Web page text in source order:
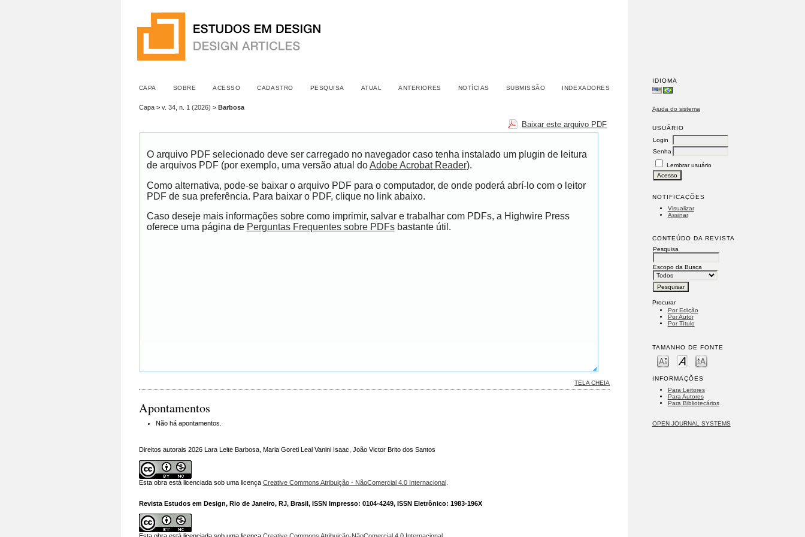
IDIOMA
Ajuda do sistema
USUÁRIO
Login
Senha
Lembrar usuário
NOTIFICAÇÕES
Visualizar
Assinar
CONTEÚDO DA REVISTA
Pesquisa
Escopo da Busca
Procurar
Por Edição
Por Autor
Por Título
TAMANHO DE FONTE
INFORMAÇÕES
Para Leitores
Para Autores
Para Bibliotecários
OPEN JOURNAL SYSTEMS
CAPA SOBRE ACESSO CADASTRO PESQUISA ATUAL ANTERIORES NOTÍCIAS SUBMISSÃO INDEXADORES
Capa> v. 34, n. 1 (2026) > Barbosa
Baixar este arquivo PDF
O arquivo PDF selecionado deve ser carregado no navegador caso tenha instalado um plugin de leitura
de arquivos PDF (por exemplo, uma versão atual doAdobe Acrobat Reader).
Como alternativa, pode-se baixar o arquivo PDF para o computador, de onde poderá abrí-lo com o leitor
PDF de sua preferência. Para baixar o PDF, clique no link abaixo.
Caso deseje mais informações sobre como imprimir, salvar e trabalhar com PDFs, a Highwire Press
oferece uma página de Perguntas Frequentes sobre PDFsbastante útil.
TELA CHEIA
Apontamentos
Não há apontamentos.
Direitos autorais 2026 Lara Leite Barbosa, Maria Goreti Leal Vanini Isaac, João Victor Brito dos Santos
Esta obra está licenciada sob uma licença Creative Commons Atribuição - NãoComercial 4.0 Internacional.
Revista Estudos em Design, Rio de Janeiro, RJ, Brasil, ISSN Impresso: 0104-4249, ISSN Eletrônico: 1983-196X